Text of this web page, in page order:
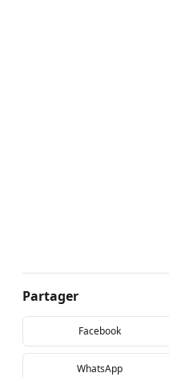
Partager
Facebook
WhatsApp